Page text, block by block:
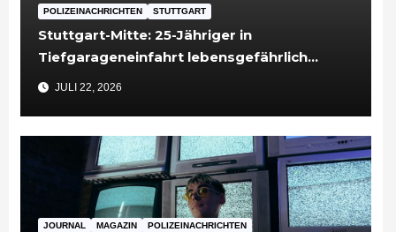
POLIZEINACHRICHTEN STUTTGART
Stuttgart-Mitte: 25-Jähriger in
Tiefgarageneinfahrt lebensgefährlich
verletzt
JULI 22, 2026
JOURNAL MAGAZIN POLIZEINACHRICHTEN